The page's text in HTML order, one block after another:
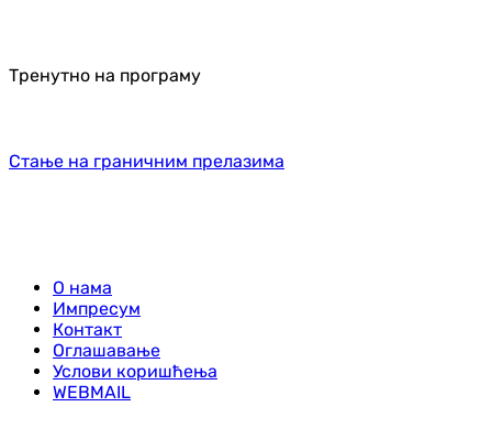
Тренутно на програму
Стање на граничним прелазима
О нама
Импресум
Контакт
Оглашавање
Услови коришћења
WEBMAIL